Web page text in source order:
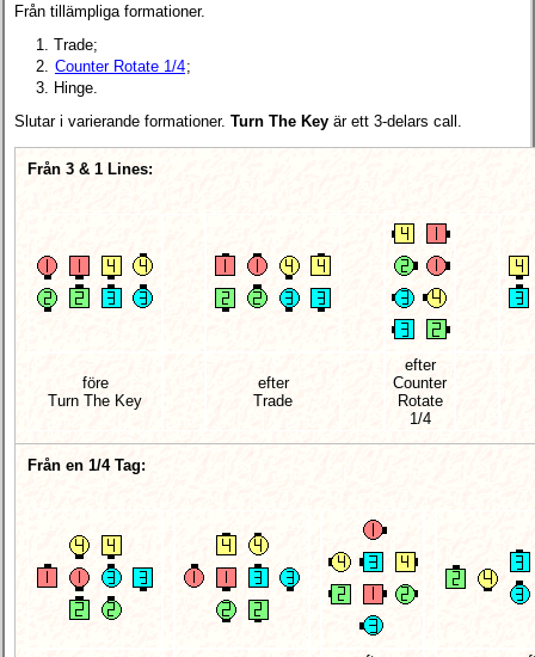
Från tillämpliga formationer.
Trade;
Counter Rotate 1/4;
Hinge.
Slutar i varierande formationer. Turn The Key är ett 3-delars call.
Från 3 & 1 Lines:
före
Turn The Key
efter
Trade
efter
Counter
Rotate
1/4
Från en 1/4 Tag: